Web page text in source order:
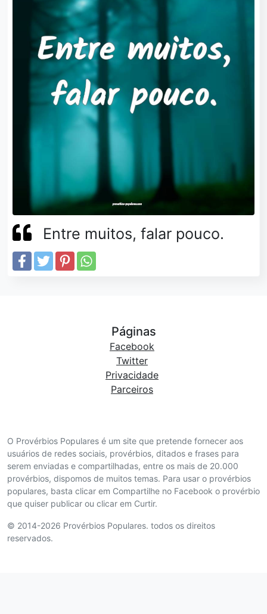
Entre muitos, falar pouco.
O Provérbios Populares é um site que pretende fornecer aos
usuários de redes sociais, provérbios, ditados e frases para
serem enviadas e compartilhadas, entre os mais de 20.000
provérbios, dispomos de muitos temas. Para usar o provérbios
populares, basta clicar em Compartilhe no Facebook o provérbio
que quiser publicar ou clicar em Curtir.
© 2014-2026 Provérbios Populares. todos os direitos
reservados.
Páginas
Facebook
Twitter
Privacidade
Parceiros